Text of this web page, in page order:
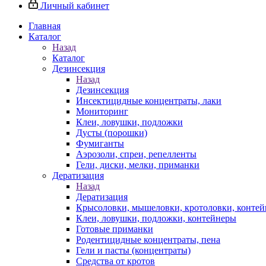
Личный кабинет
Главная
Каталог
Назад
Каталог
Дезинсекция
Назад
Дезинсекция
Инсектицидные концентраты, лаки
Мониторинг
Клеи, ловушки, подложки
Дусты (порошки)
Фумиганты
Аэрозоли, спреи, репелленты
Гели, диски, мелки, приманки
Дератизация
Назад
Дератизация
Крысоловки, мышеловки, кротоловки,
Клеи, ловушки, подложки, контейнеры
Готовые приманки
Родентицидные концентраты, пена
Гели и пасты (концентраты)
Средства от кротов